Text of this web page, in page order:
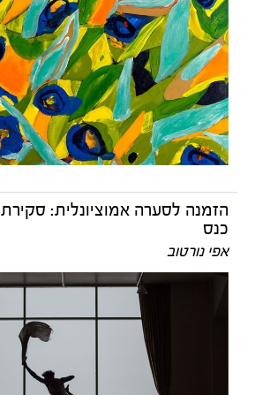
הזמנה לסערה אמוציונלית: סקירת
כנס
אפי נורטוב